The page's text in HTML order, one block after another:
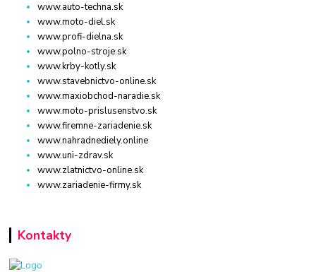
www.auto-techna.sk
www.moto-diel.sk
www.profi-dielna.sk
www.polno-stroje.sk
www.krby-kotly.sk
www.stavebnictvo-online.sk
www.maxiobchod-naradie.sk
www.moto-prislusenstvo.sk
www.firemne-zariadenie.sk
www.nahradnediely.online
www.uni-zdrav.sk
www.zlatnictvo-online.sk
www.zariadenie-firmy.sk
Kontakty